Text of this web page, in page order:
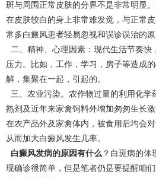
斑与周围正常皮肤的分界不是非常明显
在皮肤较白的身上非常难发觉，与正常
常多白癜风患者轻易忽视和误诊误治的原
二、精神、心理因素：现代生活节奏快
压力。比如，工作，学习，房子等造成
解，集聚在一起，引起的。
三、农业污染。农作物过量的利用化学
熟剂及近年来家禽饲料外增加匆匆生长
在农产品外及家禽体内，被食用后均会
从而加大白癜风发生几率。
白癜风发病的原因有什么 ？白斑病的体
现确诊很简单，但是笔者仍是要提醒咱